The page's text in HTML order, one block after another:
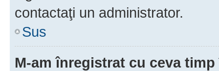
contactaţi un administrator.
Sus
M-am înregistrat cu ceva